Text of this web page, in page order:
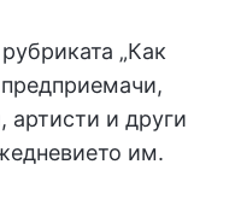
„Как
предприемачи,
артисти и други
им.